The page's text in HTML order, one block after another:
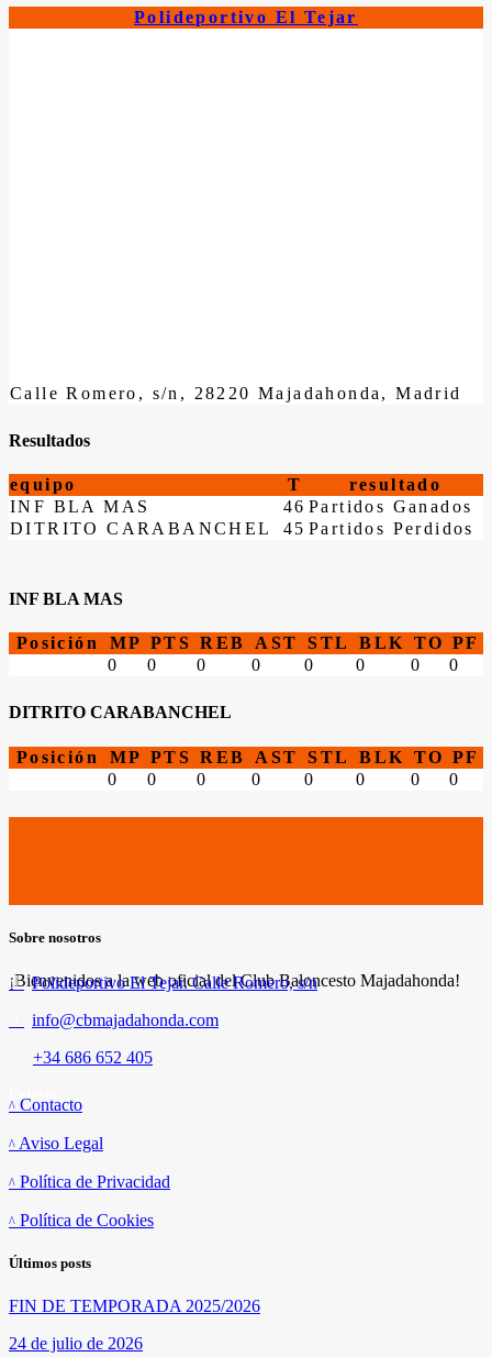
Polideportivo El Tejar
Calle Romero, s/n, 28220 Majadahonda, Madrid
Resultados
equipo T
resultado
INF BLA MAS
46 Partidos Ganados
DITRITO CARABANCHEL
45 Partidos Perdidos
INF BLA MAS
Posición MP PTS REB AST STL BLK TO PF
0
0 0 0 0 0 0 0
DITRITO CARABANCHEL
Posición MP PTS REB AST STL BLK TO PF
0
0 0 0 0 0 0 0
Sobre nosotros
¡Bienvenidos a la web oficial del Club Baloncesto Majadahonda!
Polideportivo El Tejar. Calle Romero, s/n
info@cbmajadahonda.com
+34 686 652 405
Contacto
Aviso Legal
Política de Privacidad
Política de Cookies
Últimos posts
FIN DE TEMPORADA 2025/2026
24 de julio de 2026